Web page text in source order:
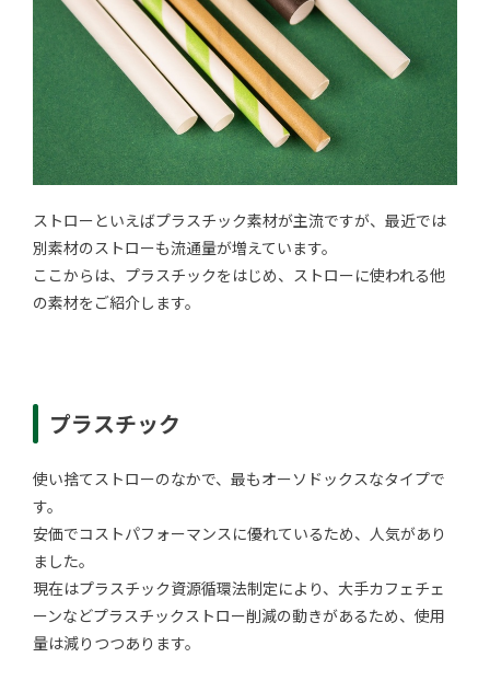
ストローといえばプラスチック素材が主流ですが、最近では
別素材のストローも流通量が増えています。
ここからは、プラスチックをはじめ、ストローに使われる他
の素材をご紹介します。
プラスチック
使い捨てストローのなかで、最もオーソドックスなタイプで
す。
安価でコストパフォーマンスに優れているため、人気があり
ました。
現在はプラスチック資源循環法制定により、大手カフェチェ
ーンなどプラスチックストロー削減の動きがあるため、使用
量は減りつつあります。